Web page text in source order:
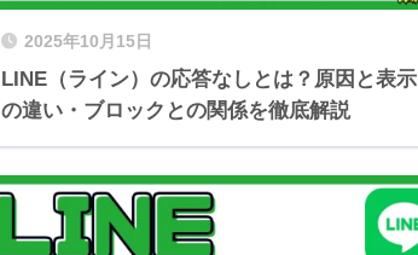
2025年10月15日
LINE（ライン）の応答なしとは？原因と表示
の違い・ブロックとの関係を徹底解説